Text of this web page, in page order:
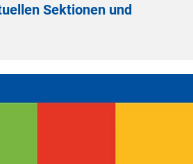
Sektionen und